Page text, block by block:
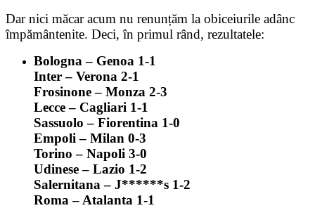
Dar nici măcar acum nu renunțăm la obiceiurile adânc
împământenite. Deci, în primul rând, rezultatele:
Bologna – Genoa 1-1
Inter – Verona 2-1
Frosinone – Monza 2-3
Lecce – Cagliari 1-1
Sassuolo – Fiorentina 1-0
Empoli – Milan 0-3
Torino – Napoli 3-0
Udinese – Lazio 1-2
Salernitana – J******s 1-2
Roma – Atalanta 1-1